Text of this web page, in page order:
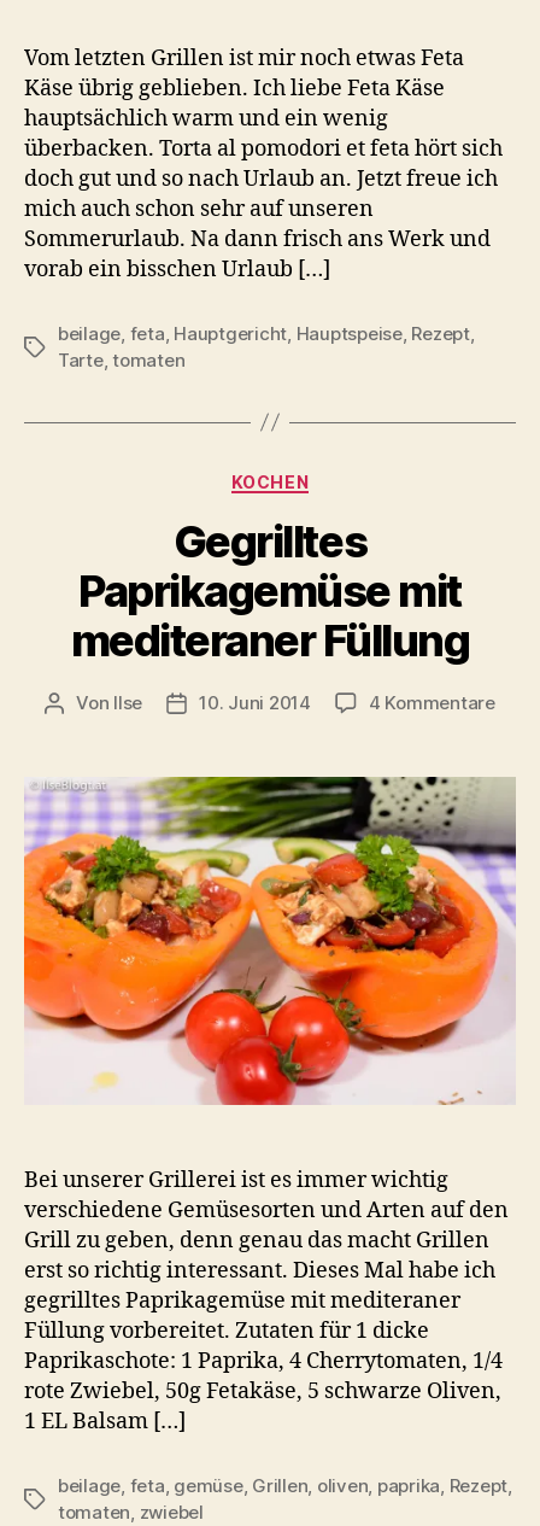
Vom letzten Grillen ist mir noch etwas Feta
Käse übrig geblieben. Ich liebe Feta Käse
hauptsächlich warm und ein wenig
überbacken. Torta al pomodori et feta hört sich
doch gut und so nach Urlaub an. Jetzt freue ich
mich auch schon sehr auf unseren
Sommerurlaub. Na dann frisch ans Werk und
vorab ein bisschen Urlaub […]
Schlagwörter
beilage, feta, Hauptgericht, Hauptspeise, Rezept,
Tarte,tomaten
Kategorien
KOCHEN
Gegrilltes
Paprikagemüse mit
mediteraner Füllung
Beitragsautor
Von Ilse Beitragsdatum
10. Juni 2014 4 Kommentarezu
mit
Bei unserer Grillerei ist es immer wichtig
verschiedene Gemüsesorten und Arten auf den
Grill zu geben, denn genau das macht Grillen
erst so richtig interessant. Dieses Mal habe ich
gegrilltes Paprikagemüse mit mediteraner
Füllung vorbereitet. Zutaten für 1 dicke
Paprikaschote: 1 Paprika, 4 Cherrytomaten, 1/4
rote Zwiebel, 50g Fetakäse, 5 schwarze Oliven,
1 EL Balsam […]
Schlagwörter
beilage, feta, gemüse, Grillen, oliven, paprika, Rezept,
tomaten, zwiebel